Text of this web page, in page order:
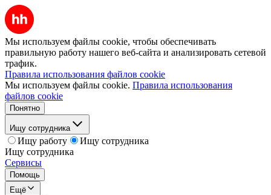
Мы используем файлы cookie, чтобы обеспечивать
правильную работу нашего веб-сайта и анализировать сетевой
трафик.
Правила использования файлов cookie
Мы используем файлы cookie. Правила использования
файлов cookie
Понятно
Ищу сотрудника
Ищу работу
Ищу сотрудника
Ищу сотрудника
Сервисы
Помощь
Ещё